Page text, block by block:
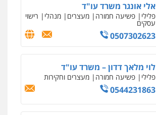
אלי אונגר משרד עו"ד
פלילי פשיעה חמורה מעצרים מנהלי רישוי
עסקים
0507302623
לוי מלאך דדון – משרד עו"ד
פלילי פשיעה חמורה מעצרים וחקירות
0544231863